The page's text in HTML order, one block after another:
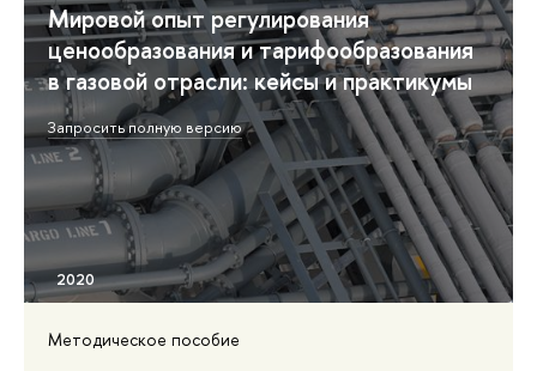
Мировой опыт регулирования
ценообразования и тарифообразования
в газовой отрасли: кейсы и практикумы
Запросить полную версию
Методическое пособие